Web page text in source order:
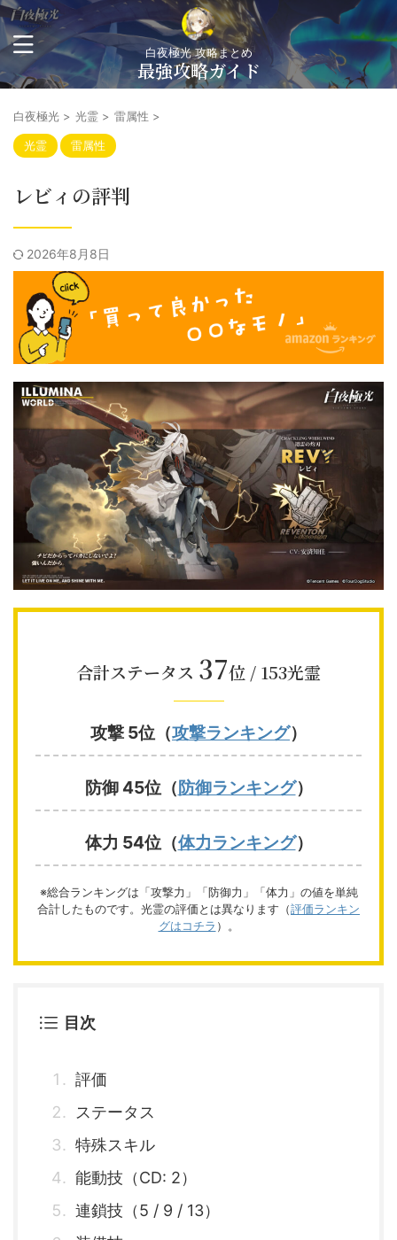
白夜極光 攻略まとめ
最強攻略ガイド
白夜極光 > 光霊 > 雷属性 >
光霊 雷属性
レビィの評判
2026年8月8日
合計ステータス 37位 / 153光霊
攻撃 5位（攻撃ランキング）
防御 45位（防御ランキング）
体力 54位（体力ランキング）
※総合ランキングは「攻撃力」「防御力」「体力」の値を単純
合計したものです。光霊の評価とは異なります（評価ランキン
グはコチラ ）。
目次
評価
ステータス
特殊スキル
能動技（CD: 2）
連鎖技（5 / 9 / 13）